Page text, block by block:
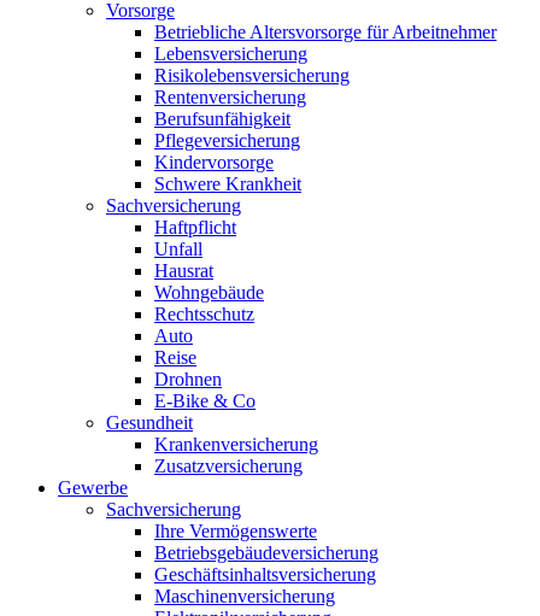
Vorsorge
Betriebliche Altersvorsorge für Arbeitnehmer
Lebensversicherung
Risikolebensversicherung
Rentenversicherung
Berufsunfähigkeit
Pflegeversicherung
Kindervorsorge
Schwere Krankheit
Sachversicherung
Haftpflicht
Unfall
Hausrat
Wohngebäude
Rechtsschutz
Auto
Reise
Drohnen
E-Bike & Co
Gesundheit
Krankenversicherung
Zusatzversicherung
Gewerbe
Sachversicherung
Ihre Vermögenswerte
Betriebsgebäudeversicherung
Geschäftsinhaltsversicherung
Maschinenversicherung